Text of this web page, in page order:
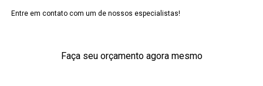
Entre em contato com um de nossos especialistas!
Faça seu orçamento agora mesmo